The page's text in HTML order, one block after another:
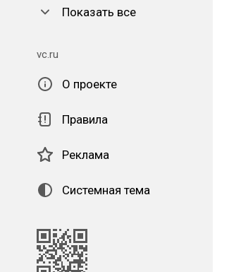
Показать все
vc.ru
О проекте
Правила
Реклама
Системная тема